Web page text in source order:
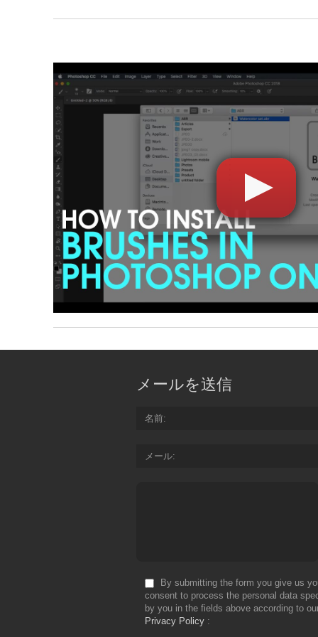
メールを送信
名前
メール
By submitting the form you give us
consent to process the personal data
by you in the fields above according to
Privacy Policy